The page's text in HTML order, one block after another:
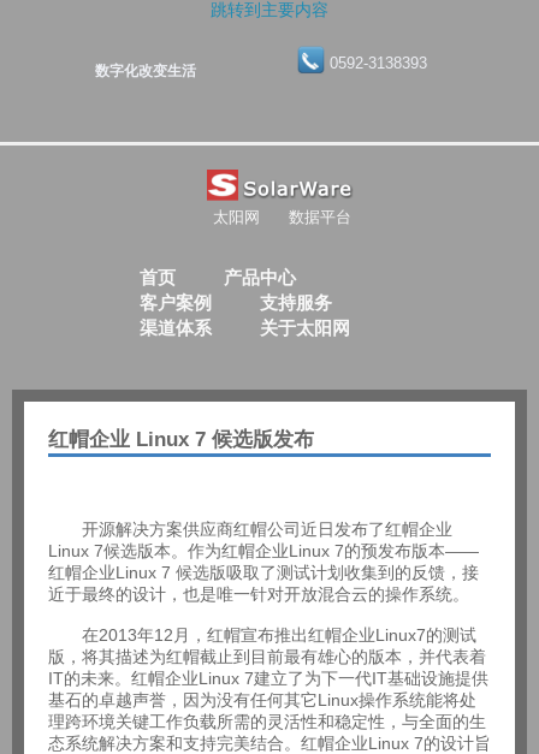
跳转到主要内容
数字化改变生活 0592-3138393
太阳网 数据平台
首页
产品中心
客户案例
支持服务
渠道体系
关于太阳网
红帽企业 Linux 7 候选版发布
开源解决方案供应商红帽公司近日发布了红帽企业
Linux 7候选版本。作为红帽企业Linux 7的预发布版本——
红帽企业Linux 7 候选版吸取了测试计划收集到的反馈，接
近于最终的设计，也是唯一针对开放混合云的操作系统。
在2013年12月，红帽宣布推出红帽企业Linux7的测试
版，将其描述为红帽截止到目前最有雄心的版本，并代表着
IT的未来。红帽企业Linux 7建立了为下一代IT基础设施提供
基石的卓越声誉，因为没有任何其它Linux操作系统能将处
理跨环境关键工作负载所需的灵活性和稳定性，与全面的生
态系统解决方案和支持完美结合。红帽企业Linux 7的设计旨